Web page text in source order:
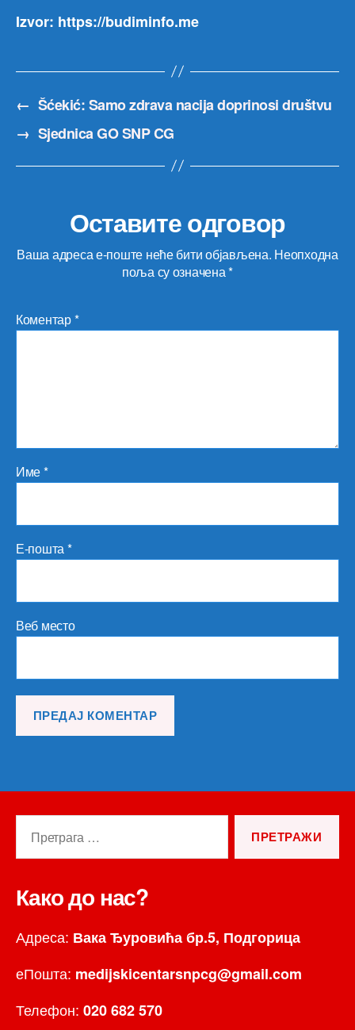
Izvor: https://budiminfo.me
← Šćekić: Samo zdrava nacija doprinosi društvu
→ Sjednica GO SNP CG
Оставите одговор
Ваша адреса е-поште неће бити објављена. Неопходна
поља су означена*
Коментар*
Име*
Е-пошта *
Веб место
Како до нас?
Адреса: Вака Ђуровића бр.5, Подгорица
еПошта: medijskicentarsnpcg@gmail.com
Телефон: 020 682 570